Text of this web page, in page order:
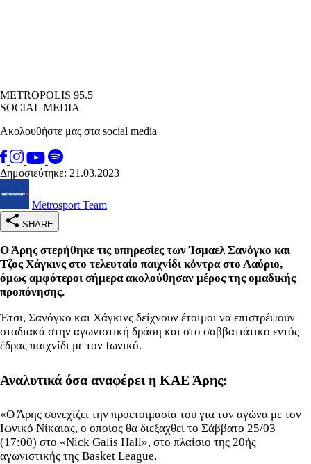
METROPOLIS 95.5
SOCIAL MEDIA
Ακολουθήστε μας στα social media
Δημοσιεύτηκε: 21.03.2023
Metrosport Team
SHARE
ΟΆρηςστερήθηκε τις υπηρεσίες των Ίσμαελ Σανόγκο και
Τζος Χάγκινς στο τελευταίο παιχνίδι κόντρα στο Λαύριο,
όμως αμφότεροι σήμεραακολούθησαν μέρος της ομαδικής
προπόνησης.
Έτσι, Σανόγκο και Χάγκινς δείχνουν έτοιμοι να επιστρέψουν
σταδιακά στην αγωνιστική δράση και στο σαββατιάτικο εντός
έδρας παιχνίδι με τον Ιωνικό.
Αναλυτικά όσα αναφέρει η ΚΑΕ Άρης:
«Ο Άρης συνεχίζει την προετοιμασία του για τον αγώνα με τον
Ιωνικό Νίκαιας, ο οποίος θα διεξαχθεί το Σάββατο 25/03
(17:00) στο «Nick Galis Hall», στο πλαίσιο της 20ής
αγωνιστικής της Basket League.